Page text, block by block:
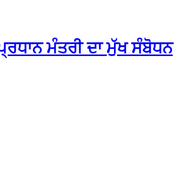
ਮੰਤਰੀ ਦਾ ਮੁੱਖ ਸੰਬੋਧਨ